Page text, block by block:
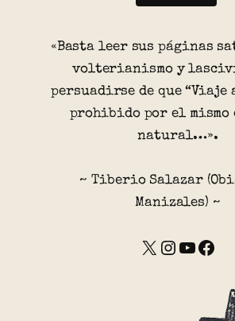
«Basta leer sus páginas
volterianismo y
persuadirse de que “Viaje
prohibido por el mismo
natural…».
~ Tiberio Salazar
Manizales) ~
X Instagram YouTube Facebook